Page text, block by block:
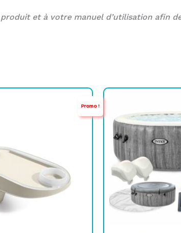
et à votre manuel d’utilisation afin
Promo !
initial
était :
5.299,000.
actuel
est :
4.199,000.